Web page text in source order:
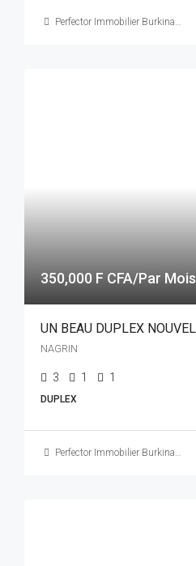
Perfector Immobilier Burkina Faso
350,000 F CFA/Par Mois
NAGRIN
3 1 1
DUPLEX
Perfector Immobilier Burkina Faso